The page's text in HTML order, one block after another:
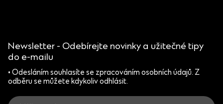
Newsletter - Odebírejte novinky a užitečné tipy
do e-mailu
• Odesláním souhlasíte se zpracováním osobních údajů. Z
odběru se můžete kdykoliv odhlásit.